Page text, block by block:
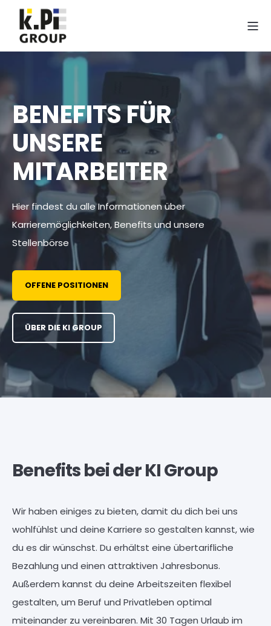
BENEFITS FÜR
UNSERE
MITARBEITER
Hier findest du alle Informationen über
Karrieremöglichkeiten, Benefits und unsere
Stellenbörse
OFFENE POSITIONEN
ÜBER DIE KI GROUP
Benefits bei der KI Group
Wir haben einiges zu bieten, damit du dich bei uns
wohlfühlst und deine Karriere so gestalten kannst, wie
du es dir wünschst. Du erhältst eine übertarifliche
Bezahlung und einen attraktiven Jahresbonus.
Außerdem kannst du deine Arbeitszeiten flexibel
gestalten, um Beruf und Privatleben optimal
miteinander zu vereinbaren. Mit 30 Tagen Urlaub im